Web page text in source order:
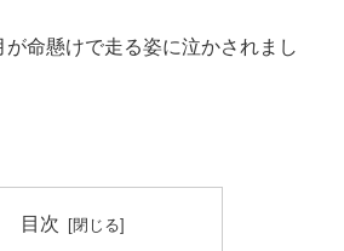
命懸けで走る姿に泣かされまし
目次